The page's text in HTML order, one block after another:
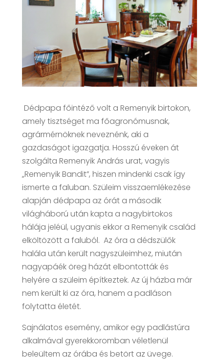
Dédpapa főintéző volt a Remenyik birtokon,
amely tisztséget ma főagronómusnak,
agrármérnöknek neveznénk, aki a
gazdaságot igazgatja. Hosszú éveken át
szolgálta Remenyik András urat, vagyis
„Remenyik Bandit”, hiszen mindenki csak így
ismerte a faluban. Szüleim visszaemlékezése
alapján dédpapa az órát a második
világháború után kapta a nagybirtokos
hálája jeléül, ugyanis ekkor a Remenyik család
elköltözött a faluból. Az óra a dédszülők
halála után került nagyszüleimhez, miután
nagyapáék öreg házát elbontották és
helyére a szüleim építkeztek. Az új házba már
nem került ki az óra, hanem a padláson
folytatta életét.
Sajnálatos esemény, amikor egy padlástúra
alkalmával gyerekkoromban véletlenül
beleültem az órába és betört az üvege.